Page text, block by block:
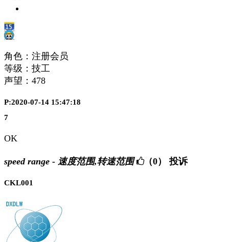
角色：注册会员
等级：技工
声望： 478
P:2020-07-14 15:47:18
7
OK
speed range - 速度范围,转速范围 （0） 投诉
CKL001